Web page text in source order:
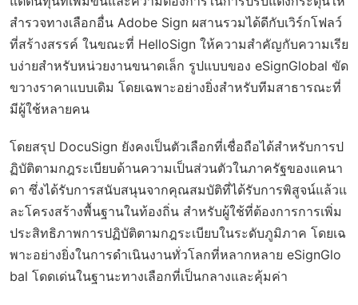
สำรวจทางเลือกอื่น Adobe Sign ผสานรวมได้ดีกับเวิร์กโฟลว์
ที่สร้างสรรค์ ในขณะที่ HelloSign ให้ความสำคัญกับความเรีย
บง่ายสำหรับหน่วยงานขนาดเล็ก รูปแบบของ eSignGlobal ขัด
ขวางราคาแบบเดิม โดยเฉพาะอย่างยิ่งสำหรับทีมสาธารณะที่
มีผู้ใช้หลายคน
โดยสรุป DocuSign ยังคงเป็นตัวเลือกที่เชื่อถือได้สำหรับการป
ฏิบัติตามกฎระเบียบด้านความเป็นส่วนตัวในภาครัฐของแคนา
ดา ซึ่งได้รับการสนับสนุนจากคุณสมบัติที่ได้รับการพิสูจน์แล้วแ
ละโครงสร้างพื้นฐานในท้องถิ่น สำหรับผู้ใช้ที่ต้องการการเพิ่ม
ประสิทธิภาพการปฏิบัติตามกฎระเบียบในระดับภูมิภาค โดยเฉ
พาะอย่างยิ่งในการดำเนินงานทั่วโลกที่หลากหลาย eSignGlo
bal โดดเด่นในฐานะทางเลือกที่เป็นกลางและคุ้มค่า